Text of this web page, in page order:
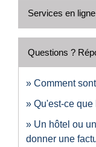
Services en
Questions ?
Comment
Qu'est-ce que
Un hôtel ou
donner une